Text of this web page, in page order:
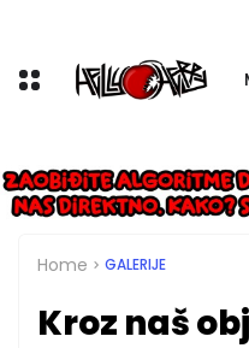
Home GALERIJE
Kroz naš